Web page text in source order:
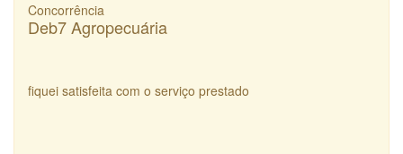
Concorrência
Deb7 Agropecuária
fiquei satisfeita com o serviço prestado